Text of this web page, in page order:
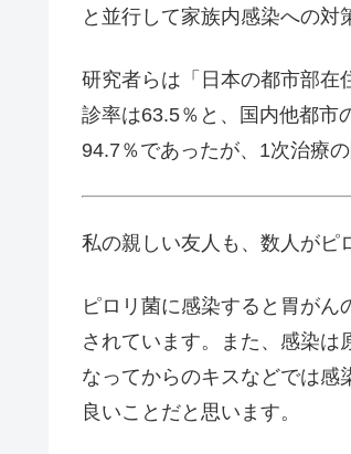
と並行して家族内感染への対
研究者らは「日本の都市部在
診率は63.5％と、国内他都市
94.7％であったが、1次治療
私の親しい友人も、数人がピ
ピロリ菌に感染すると胃がん
されています。また、感染は
なってからのキスなどでは感
良いことだと思います。